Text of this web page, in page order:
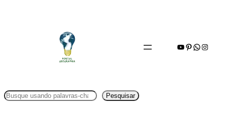
Youtube
Pinterest
Pesquisar Pesquisar